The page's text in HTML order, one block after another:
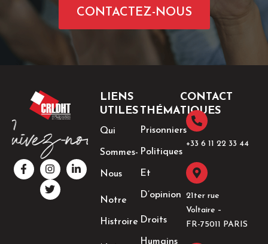
CONTACTEZ-NOUS
F
a
c
I
n
s
t
a
L
i
n
T
w
i
t
t
LIENS
UTILES
Qui
Sommes-
Nous
Notre
Histroire
THÉMATIQUES
Prisonniers
Politiques
Et
D’opinion
Droits
Humains
CONTACT
+33 6 11 22 33 44​
21ter rue
Voltaire –
FR-75011 PARIS